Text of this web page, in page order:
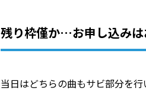
残り枠僅か…お申し込みは
当日はどちらの曲もサビ部分を行